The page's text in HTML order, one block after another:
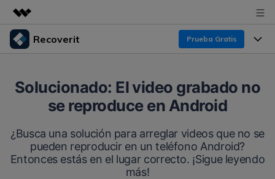
Productos destacados
Utilidades
Empresas
Sala de prensa
Recoverit Prueba Gratis
Recoverit para Windows
Líder en recuperación para Windows
Pruébalo Gratis
Funciones
Recuperar de Unidades
Recuperar Medios Borrados
Recursos
Solucionado: El video grabado no
se reproduce en Android
¿Busca una solución para arreglar videos que no se
pueden reproducir en un teléfono Android?
Entonces estás en el lugar correcto. ¡Sigue leyendo
más!